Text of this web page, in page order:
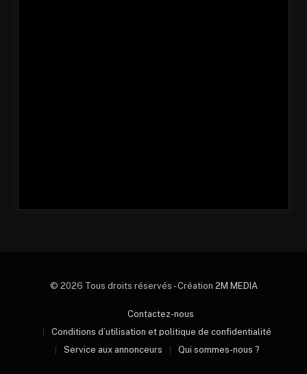
© 2026 Tous droits réservés - Création 2M MEDIA
Contactez-nous
Conditions d’utilisation et politique de confidentialité
Service aux annonceurs
Qui sommes-nous ?